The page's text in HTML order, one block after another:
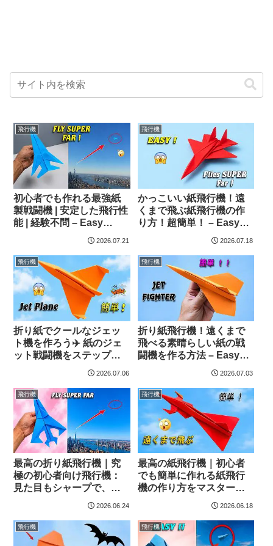
飛行機
初心者でも作れる最強紙
製戦闘機 | 安定した飛行性
能 | 経験不問 – Easy
2026.07.21
飛行機
かっこいい紙飛行機！遠
くまで飛ぶ紙飛行機の作
り方！超簡単！ – Easy
2026.07.18
飛行機
折り紙でクールなジェッ
ト機を作ろう✈️ 紙のジェ
ット戦闘機をステップバ
イステップで作る – 遠く
まで飛ぶよ – Easy
Origami Art
2026.07.06
飛行機
折り紙飛行機！遠くまで
飛べる素晴らしい紙の戦
闘機を作る方法 – Easy
2026.07.03
飛行機
最高の折り紙飛行機｜究
極の初心者向け飛行機：
見た目もシャープで、驚
くほど遠くまで飛ぶ！ –
Easy Origami Art
2026.06.24
飛行機
最高の紙飛行機｜初心者
でも簡単に作れる紙飛行
機の作り方をマスターし
よう – 超遠くまで飛ぶ！ –
Easy Origami Art
2026.06.18
飛行機 飛行機